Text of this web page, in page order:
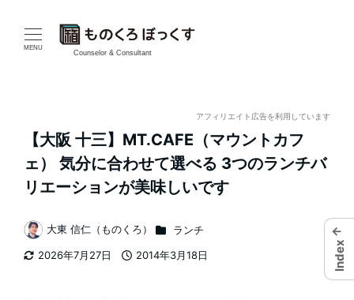
MENU
Counselor & Consultant
アフィリエイト広告を利用しています
【大阪 十三】MT.CAFE（マウントカフ
ェ） 気分に合わせて選べる 3つのランチバ
リエーションが美味しいです
2026年7月27日
2014年3月18日
著
者
大東 信仁（ものくろ） カテゴリー
ランチ ←
Index